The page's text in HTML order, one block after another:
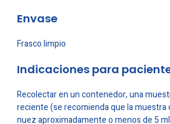
Envase
Frasco limpio
Indicaciones para
Recolectar en un contenedor, una
reciente (se recomienda que la muestra
nuez aproximadamente o menos de 5